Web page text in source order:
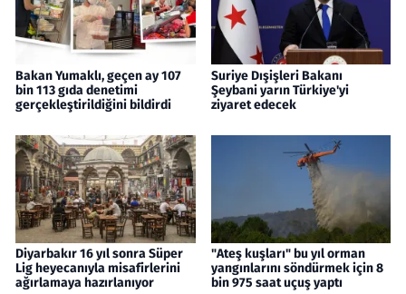
Bakan Yumaklı, geçen ay 107
bin 113 gıda denetimi
gerçekleştirildiğini bildirdi
Suriye Dışişleri Bakanı
Şeybani yarın Türkiye'yi
ziyaret edecek
Diyarbakır 16 yıl sonra Süper
Lig heyecanıyla misafirlerini
ağırlamaya hazırlanıyor
"Ateş kuşları" bu yıl orman
yangınlarını söndürmek için 8
bin 975 saat uçuş yaptı